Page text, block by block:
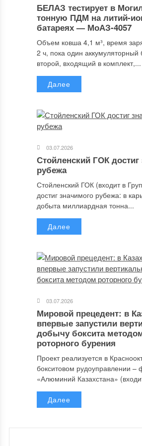
БЕЛАЗ тестирует в
тонную ПДМ на литий-
батареях — МоАЗ-4057
Объем ковша 4,1 м³, время
2 ч, пока один аккумуляторный
второй, входящий в комплект,...
Далее
03.07.2026
Стойленский ГОК достиг
рубежа
Стойленский ГОК (входит в
достиг значимого рубежа: в
добыта миллиардная тонна...
Далее
03.07.2026
Мировой прецедент: в
впервые запустили
добычу боксита
роторного бурения
Проект реализуется в
бокситовом рудоуправлении
«Алюминий Казахстана»
Далее